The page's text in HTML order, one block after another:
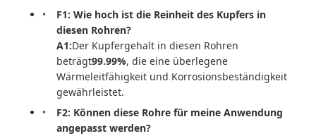
F1: Wie hoch ist die Reinheit des Kupfers in
diesen Rohren?
A1:Der Kupfergehalt in diesen Rohren
beträgt99.99%, die eine überlegene
Wärmeleitfähigkeit und Korrosionsbeständigkeit
gewährleistet.
F2: Können diese Rohre für meine Anwendung
angepasst werden?